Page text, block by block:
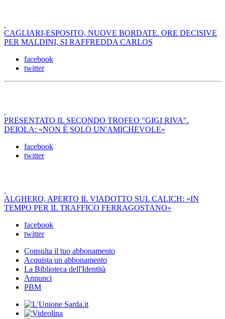
CAGLIARI-ESPOSITO, NUOVE BORDATE. ORE DECISIVE
PER MALDINI, SI RAFFREDDA CARLOS
facebook
twitter
PRESENTATO IL SECONDO TROFEO "GIGI RIVA".
DEIOLA: «NON È SOLO UN'AMICHEVOLE»
facebook
twitter
ALGHERO, APERTO IL VIADOTTO SUL CALICH: «IN
TEMPO PER IL TRAFFICO FERRAGOSTANO»
facebook
twitter
Consulta il tuo abbonamento
Acquista un abbonamento
La Biblioteca dell'Identità
Annunci
PBM